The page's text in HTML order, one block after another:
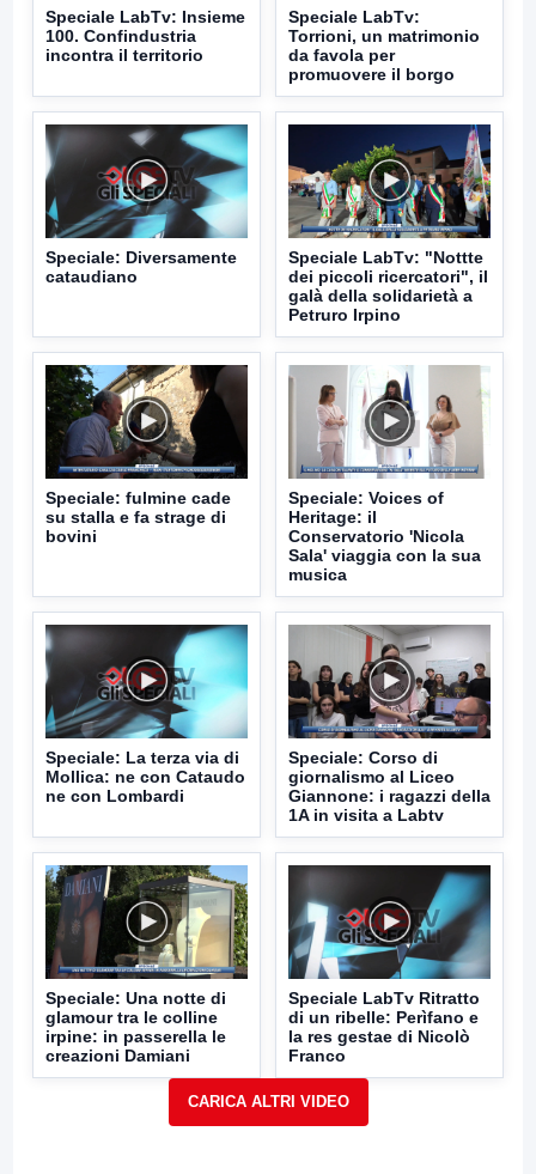
Speciale LabTv: Insieme
100. Confindustria
incontra il territorio
Speciale LabTv:
Torrioni, un matrimonio
da favola per
promuovere il borgo
Speciale: Diversamente
cataudiano
Speciale LabTv: "Nottte
dei piccoli ricercatori", il
galà della solidarietà a
Petruro Irpino
Speciale: fulmine cade
su stalla e fa strage di
bovini
Speciale: Voices of
Heritage: il
Conservatorio 'Nicola
Sala' viaggia con la sua
musica
Speciale: La terza via di
Mollica: ne con Cataudo
ne con Lombardi
Speciale: Corso di
giornalismo al Liceo
Giannone: i ragazzi della
1A in visita a Labtv
Speciale: Una notte di
glamour tra le colline
irpine: in passerella le
creazioni Damiani
Speciale LabTv Ritratto
di un ribelle: Perìfano e
la res gestae di Nicolò
Franco